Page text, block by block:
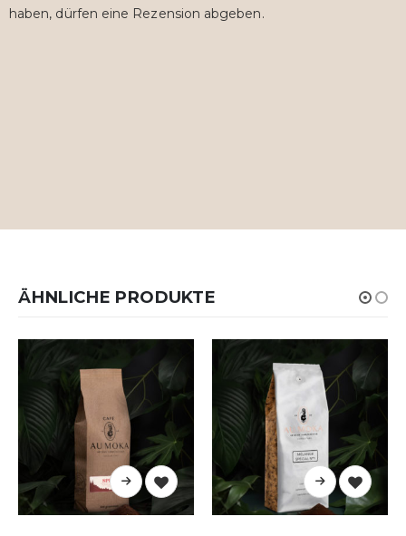
haben, dürfen eine Rezension abgeben.
ÄHNLICHE PRODUKTE